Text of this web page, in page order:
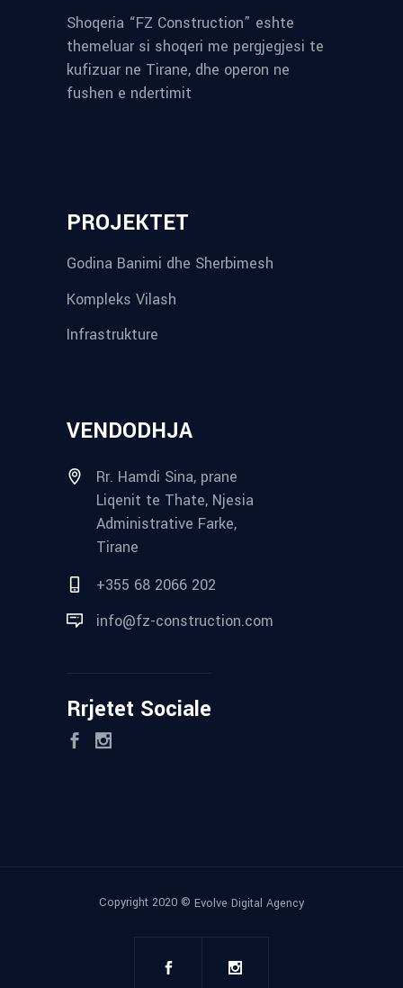
Shoqeria “FZ Construction” eshte
themeluar si shoqeri me pergjegjesi te
kufizuar ne Tirane, dhe operon ne
fushen e ndertimit
PROJEKTET
Godina Banimi dhe Sherbimesh
Kompleks Vilash
Infrastrukture
VENDODHJA
Rr. Hamdi Sina, prane
Liqenit te Thate, Njesia
Administrative Farke,
Tirane
+355 68 2066 202
info@fz-construction.com
Rrjetet Sociale
Copyright 2020 © Evolve Digital Agency